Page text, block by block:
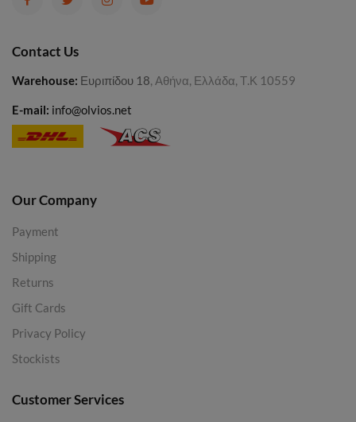
Contact Us
Warehouse: Ευριπίδου 18, Αθήνα, Ελλάδα, Τ.Κ 10559
E-mail: info@olvios.net
Our Company
Payment
Shipping
Returns
Gift Cards
Privacy Policy
Stockists
Customer Services